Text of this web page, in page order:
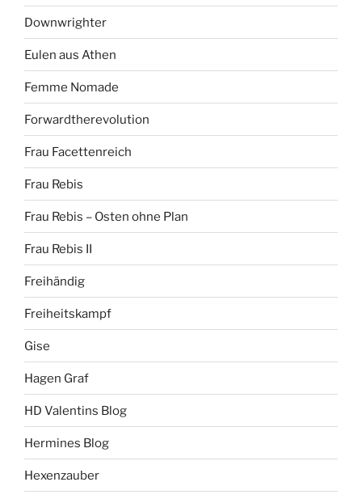
Downwrighter
Eulen aus Athen
Femme Nomade
Forwardtherevolution
Frau Facettenreich
Frau Rebis
Frau Rebis – Osten ohne Plan
Frau Rebis II
Freihändig
Freiheitskampf
Gise
Hagen Graf
HD Valentins Blog
Hermines Blog
Hexenzauber